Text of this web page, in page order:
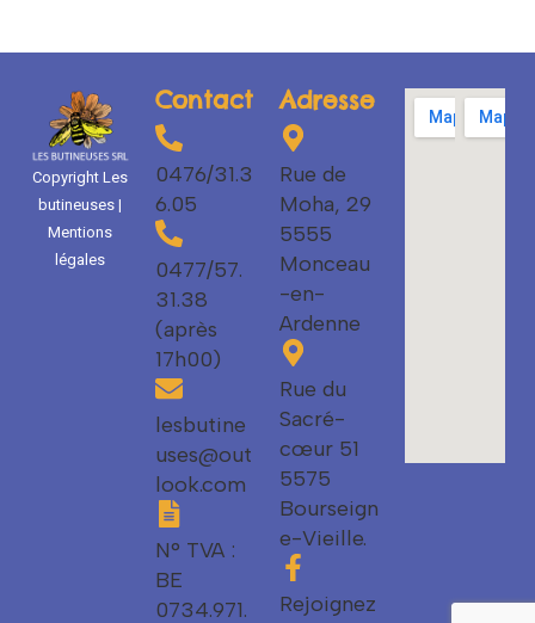
Copyright Les
butineuses |
Mentions
légales
Contact
0476/31.3
6.05
0477/57.
31.38
(après
17h00)
lesbutine
uses@out
look.com
N° TVA :
BE
0734.971.
Adresse
Rue de
Moha, 29
5555
Monceau
-en-
Ardenne
Rue du
Sacré-
cœur 51
5575
Bourseign
e-Vieille.
Rejoignez